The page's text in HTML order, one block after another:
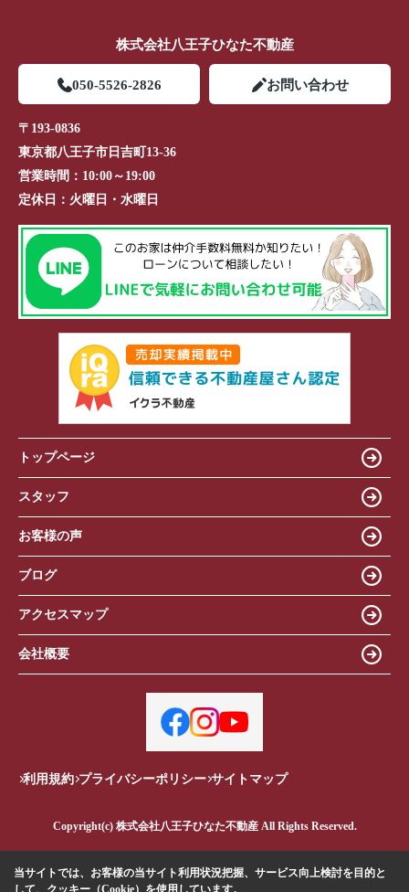
株式会社八王子ひなた不動産
050-5526-2826 お問い合わせ
〒193-0836
東京都八王子市日吉町13-36
営業時間： 10:00～19:00
定休日： 火曜日・水曜日
トップページ
スタッフ
お客様の声
ブログ
アクセスマップ
会社概要
利用規約 プライバシーポリシー サイトマップ
Copyright(c) 株式会社八王子ひなた不動産 All Rights Reserved.
当サイトでは、お客様の当サイト利用状況把握、サービス向上検討を目的と
して、クッキー（Cookie）を使用しています。